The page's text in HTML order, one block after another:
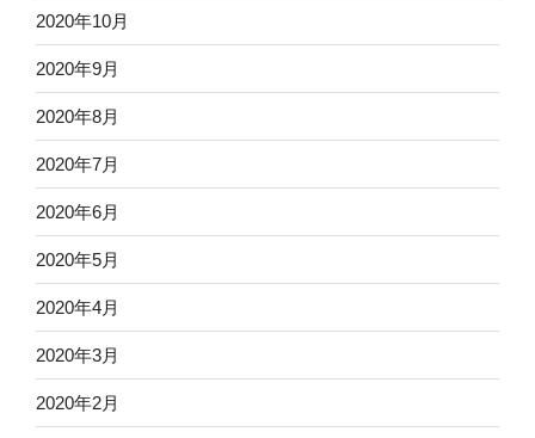
2020年10月
2020年9月
2020年8月
2020年7月
2020年6月
2020年5月
2020年4月
2020年3月
2020年2月